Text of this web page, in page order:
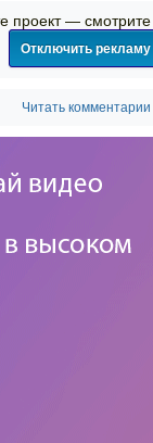
проект —
Отключить рекламу
Читать комментарии